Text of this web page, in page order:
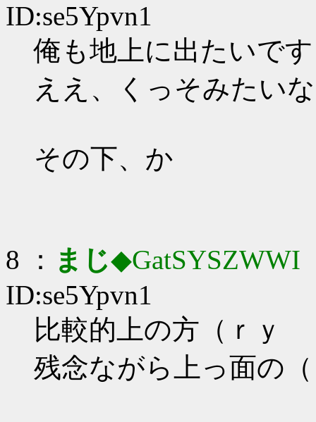
ID:se5Ypvn1
俺も地上に出たいで
ええ、くっそみたい
その下、か
8 ： まじ◆GatSYSZWWI
ID:se5Ypvn1
比較的上の方（ｒｙ
残念ながら上っ面の